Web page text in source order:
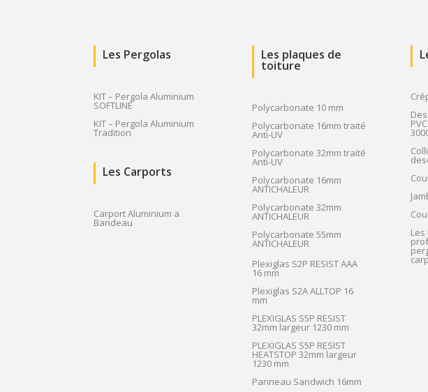
Les Pergolas
KIT – Pergola Aluminium
SOFTLINE
KIT – Pergola Aluminium
Tradition
Les Carports
Carport Aluminium a
Bandeau
Les plaques de
toiture
Polycarbonate 10 mm
Polycarbonate 16mm traité
Anti-UV
Polycarbonate 32mm traité
Anti-UV
Polycarbonate 16mm
ANTICHALEUR
Polycarbonate 32mm
ANTICHALEUR
Polycarbonate 55mm
ANTICHALEUR
Plexiglas S2P RESIST AAA
16 mm
Plexiglas S2A ALLTOP 16
mm
PLEXIGLAS S5P RESIST
32mm largeur 1230 mm
PLEXIGLAS S5P RESIST
HEATSTOP 32mm largeur
1230 mm
Panneau Sandwich 16mm
Les